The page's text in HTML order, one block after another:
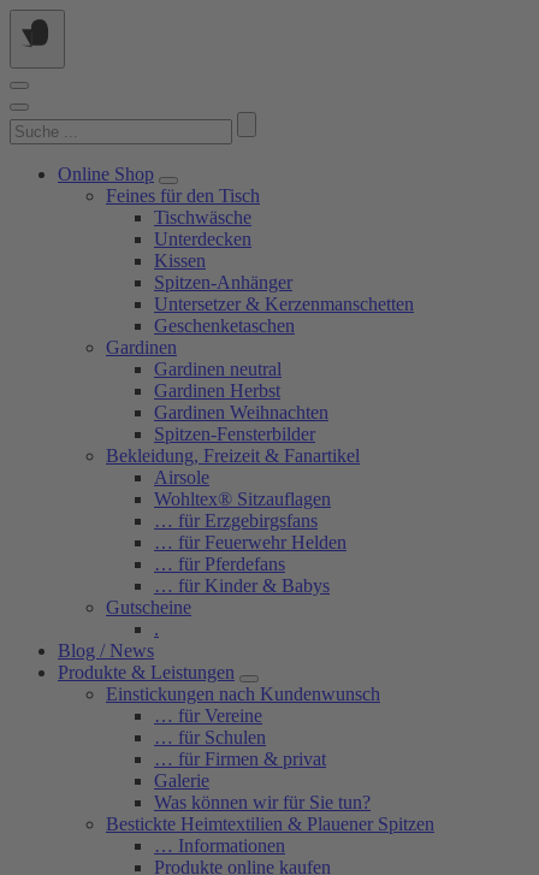
Springe
zum
Suchen
nach:
Online Shop
Feines für den Tisch
Tischwäsche
Unterdecken
Kissen
Spitzen-Anhänger
Untersetzer & Kerzenmanschetten
Geschenketaschen
Gardinen
Gardinen neutral
Gardinen Herbst
Gardinen Weihnachten
Spitzen-Fensterbilder
Bekleidung, Freizeit & Fanartikel
Airsole
Wohltex® Sitzauflagen
… für Erzgebirgsfans
… für Feuerwehr Helden
… für Pferdefans
… für Kinder & Babys
Gutscheine
.
Blog / News
Produkte & Leistungen
Einstickungen nach Kundenwunsch
… für Vereine
… für Schulen
… für Firmen & privat
Galerie
Was können wir für Sie tun?
Bestickte Heimtextilien & Plauener Spitzen
… Informationen
Produkte online kaufen